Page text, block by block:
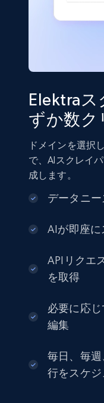
Elektra
ずか数ク
ドメインを選択
で、AIスクレイ
成します。
データニ
AIが即座に
APIリクエ
を取得
必要に応
編集
毎日、毎
行をスケ